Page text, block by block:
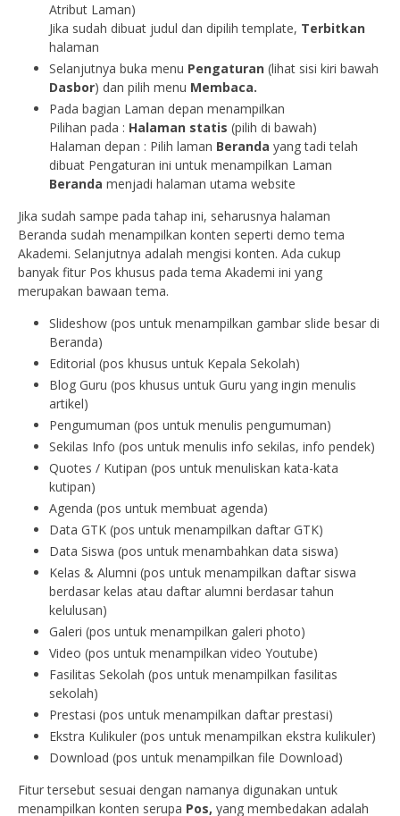
Atribut Laman)
Jika sudah dibuat judul dan dipilih template, Terbitkan
halaman
Selanjutnya buka menu Pengaturan (lihat sisi kiri bawah
Dasbor) dan pilih menu Membaca.
Pada bagian Laman depan menampilkan
Pilihan pada : Halaman statis (pilih di bawah)
Halaman depan : Pilih laman Beranda yang tadi telah
dibuat Pengaturan ini untuk menampilkan Laman
Beranda menjadi halaman utama website
Jika sudah sampe pada tahap ini, seharusnya halaman
Beranda sudah menampilkan konten seperti demo tema
Akademi. Selanjutnya adalah mengisi konten. Ada cukup
banyak fitur Pos khusus pada tema Akademi ini yang
merupakan bawaan tema.
Slideshow (pos untuk menampilkan gambar slide besar di
Beranda)
Editorial (pos khusus untuk Kepala Sekolah)
Blog Guru (pos khusus untuk Guru yang ingin menulis
artikel)
Pengumuman (pos untuk menulis pengumuman)
Sekilas Info (pos untuk menulis info sekilas, info pendek)
Quotes / Kutipan (pos untuk menuliskan kata-kata
kutipan)
Agenda (pos untuk membuat agenda)
Data GTK (pos untuk menampilkan daftar GTK)
Data Siswa (pos untuk menambahkan data siswa)
Kelas & Alumni (pos untuk menampilkan daftar siswa
berdasar kelas atau daftar alumni berdasar tahun
kelulusan)
Galeri (pos untuk menampilkan galeri photo)
Video (pos untuk menampilkan video Youtube)
Fasilitas Sekolah (pos untuk menampilkan fasilitas
sekolah)
Prestasi (pos untuk menampilkan daftar prestasi)
Ekstra Kulikuler (pos untuk menampilkan ekstra kulikuler)
Download (pos untuk menampilkan file Download)
Fitur tersebut sesuai dengan namanya digunakan untuk
menampilkan konten serupa Pos, yang membedakan adalah